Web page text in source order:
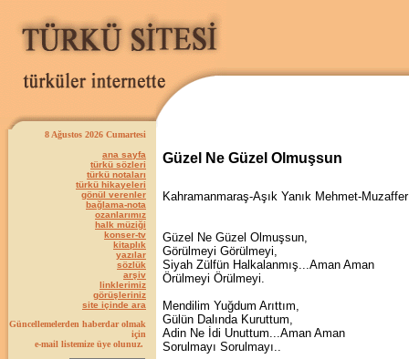
8 Ağustos 2026 Cumartesi
ana sayfa
türkü sözleri
türkü notaları
türkü hikayeleri
gönül verenler
bağlama-nota
ozanlarımız
halk müziği
konser-tv
kitaplık
yazılar
sözlük
arşiv
linklerimiz
görüşleriniz
site içinde ara
Güncellemelerden haberdar olmak
için
e-mail listemize üye olunuz.
Güzel Ne Güzel Olmuşsun
Kahramanmaraş-Aşık Yanık Mehmet-
Güzel Ne Güzel Olmuşsun,
Görülmeyi Görülmeyi,
Siyah Zülfün Halkalanmış...Aman Aman
Örülmeyi Örülmeyi.
Mendilim Yuğdum Arıttım,
Gülün Dalında Kuruttum,
Adin Ne İdi Unuttum...Aman Aman
Sorulmayı Sorulmayı..